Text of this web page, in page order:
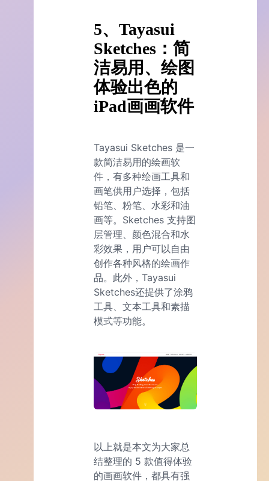
5、Tayasui
Sketches：简
洁易用、绘图
体验出色的
iPad画画软件
Tayasui Sketches 是一
款简洁易用的绘画软
件，有多种绘画工具和
画笔供用户选择，包括
铅笔、粉笔、水彩和油
画等。Sketches 支持图
层管理、颜色混合和水
彩效果，用户可以自由
创作各种风格的绘画作
品。此外，Tayasui
Sketches还提供了涂鸦
工具、文本工具和素描
模式等功能。
以上就是本文为大家总
结整理的 5 款值得体验
的画画软件，都具有强